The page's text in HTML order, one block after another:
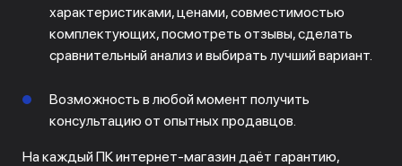
характеристиками, ценами, совместимостью
комплектующих, посмотреть отзывы, сделать
сравнительный анализ и выбирать лучший вариант.
Возможность в любой момент получить
консультацию от опытных продавцов.
На каждый ПК интернет-магазин даёт гарантию,